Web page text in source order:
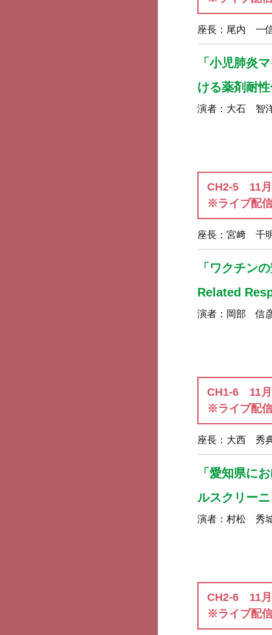
座長： 尾内 一
「小児肺炎
ける薬剤耐
演者： 大石 智
CH2-5 11
※ライブ配
座長： 宮﨑 千
「ワクチン
Related
演者： 岡部 信
CH1-6 11
※ライブ配
座長： 大西 秀
「愛知県に
ルスクリー
演者： 村松 秀
CH2-6 11
※ライブ配